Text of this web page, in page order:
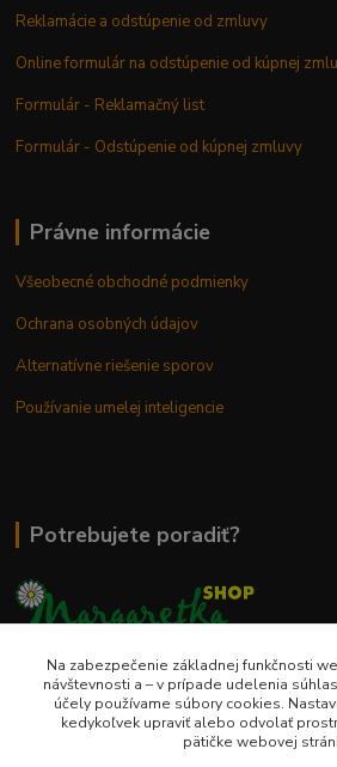
Reklamácie a odstúpenie od zmluvy
Online formulár na odstúpenie od kúpnej
Formulár - Reklamačný list
Formulár - Odstúpenie od kúpnej zmluvy
Právne informácie
Všeobecné obchodné podmienky
Ochrana osobných údajov
Alternatívne riešenie sporov
Používanie umelej inteligencie
Potrebujete poradiť?
0948 236 042
info@margaretkashop.sk
Na zabezpečenie základnej funkčnosti
návštevnosti a – v prípade udelenia
účely používame súbory cookies.
kedykoľvek upraviť alebo odvolať
pätičke webovej